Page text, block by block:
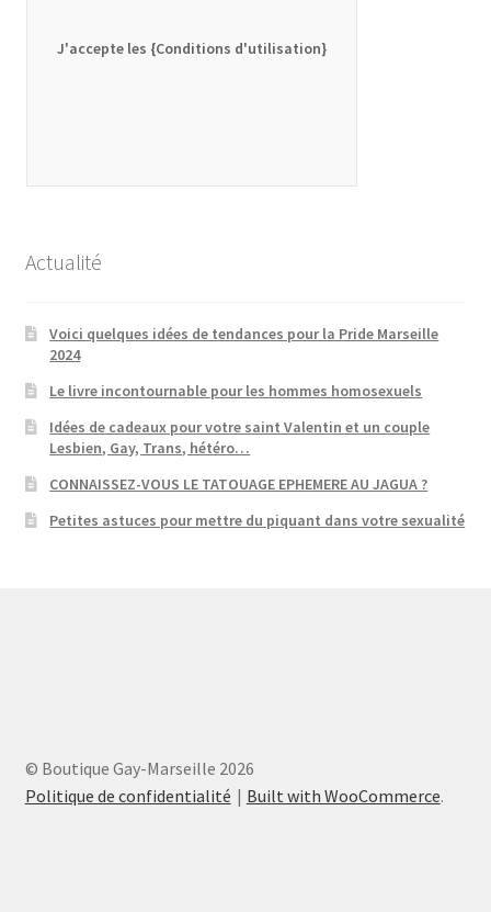
J'accepte les {Conditions d'utilisation}
Actualité
Voici quelques idées de tendances pour la Pride Marseille
2024
Le livre incontournable pour les hommes homosexuels
Idées de cadeaux pour votre saint Valentin et un couple
Lesbien, Gay, Trans, hétéro…
CONNAISSEZ-VOUS LE TATOUAGE EPHEMERE AU JAGUA ?
Petites astuces pour mettre du piquant dans votre sexualité
© Boutique Gay-Marseille 2026
Politique de confidentialité
Built with WooCommerce.